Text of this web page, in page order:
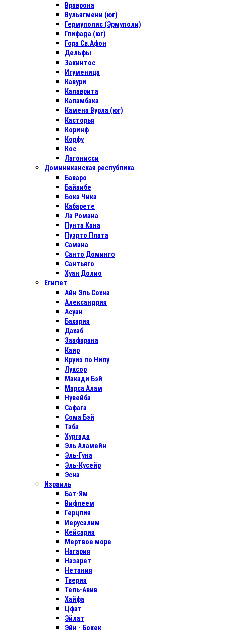
Враврона
Вульягмени (юг)
Гермуполис (Эрмуполи)
Глифада (юг)
Гора Св.Афон
Дельфы
Закинтос
Игуменица
Кавури
Калаврита
Каламбака
Камена Вурла (юг)
Касторья
Коринф
Корфу
Кос
Лагонисси
Доминиканская республика
Баваро
Байаибе
Бока Чика
Кабарете
Ла Романа
Пунта Кана
Пуэрто Плата
Самана
Санто Доминго
Сантьяго
Хуан Долио
Египет
Айн Эль Сохна
Александрия
Асуан
Бахария
Дахаб
Заафарана
Каир
Круиз по Нилу
Луксор
Макади Бэй
Марса Алам
Нувейба
Сафага
Сома Бэй
Таба
Хургада
Эль Аламейн
Эль-Гуна
Эль-Кусейр
Эсна
Израиль
Бат-Ям
Вифлеем
Герцлия
Иерусалим
Кейсария
Мертвое море
Нагария
Назарет
Нетания
Тверия
Тель-Авив
Хайфа
Цфат
Эйлат
Эйн - Бокек